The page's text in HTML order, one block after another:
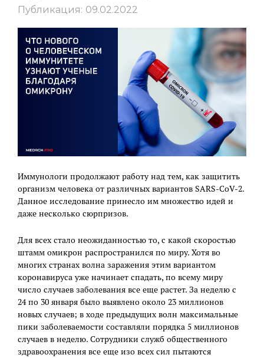
Публикация: 09.02.2022
Иммунологи продолжают работу над тем, как защитить
организм человека от различных вариантов SARS-CoV-2.
Данное исследование принесло им множество идей и
даже несколько сюрпризов.
Для всех стало неожиданностью то, с какой скоростью
штамм омикрон распространился по миру. Хотя во
многих странах волна заражения этим вариантом
коронавируса уже начинает спадать, по всему миру
число случаев заболевания все еще растет. За неделю с
24 по 30 января было выявлено около 23 миллионов
новых случаев; в ходе предыдущих волн максимальные
пики заболеваемости составляли порядка 5 миллионов
случаев в неделю. Сотрудники служб общественного
здравоохранения все еще изо всех сил пытаются